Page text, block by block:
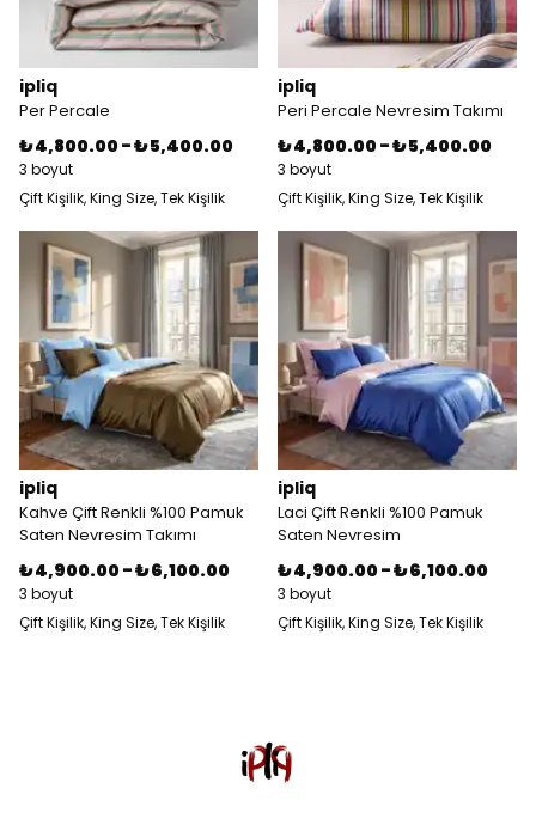
ipliq
Per Percale
₺ 4,800.00 -₺ 5,400.00
3 boyut
Çift Kişilik, King Size, Tek Kişilik
ipliq
Peri Percale Nevresim Takımı
₺ 4,800.00 -₺ 5,400.00
3 boyut
Çift Kişilik, King Size, Tek Kişilik
ipliq
Kahve Çift Renkli %100 Pamuk
Saten Nevresim Takımı
₺ 4,900.00 -₺ 6,100.00
3 boyut
Çift Kişilik, King Size, Tek Kişilik
ipliq
Laci Çift Renkli %100 Pamuk
Saten Nevresim
₺ 4,900.00 -₺ 6,100.00
3 boyut
Çift Kişilik, King Size, Tek Kişilik